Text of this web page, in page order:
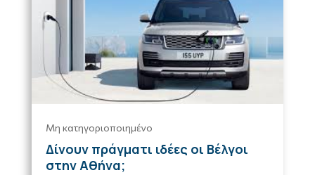
Δίνουν πράγματι ιδέες οι Βέλγοι
στην Αθήνα;
Μη κατηγοριοποιημένο